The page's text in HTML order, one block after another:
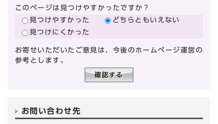
このページは見つけやすかったですか？
見つけやすかった
どちらともいえない
見つけにくかった
お寄せいただいたご意見は、今後のホームページ運営の
参考とします。
お問い合わせ先